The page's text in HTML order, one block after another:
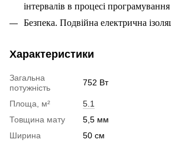
інтервалів в процесі програмування
Безпека. Подвійна електрична
Характеристики
Загальна
потужність
752 Вт
Площа, м²
5.1
Товщина мату
5,5 мм
Ширина
50 см